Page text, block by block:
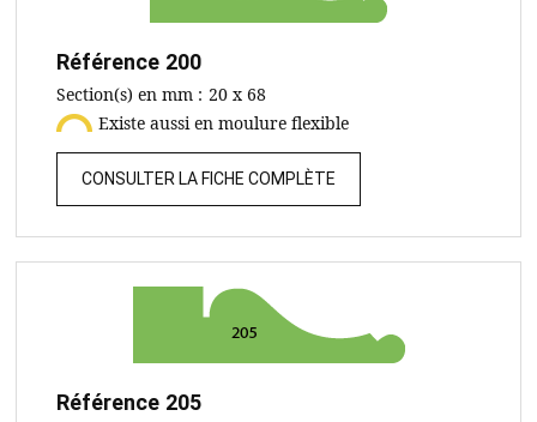
Référence 200
Section(s) en mm : 20 x 68
Existe aussi en moulure flexible
CONSULTER LA FICHE COMPLÈTE
Référence 205